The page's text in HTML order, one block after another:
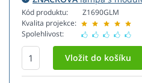
Kód produktu:
Kvalita projekce:
Spolehlivost:
Z1690GLM